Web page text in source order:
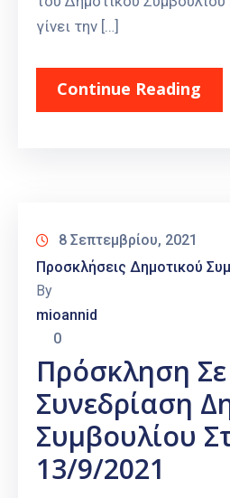
γίνει την […]
Continue Reading
8 Σεπτεμβρίου, 2021
Προσκλήσεις Δημοτικού
By
mioannid
0
Πρόσκληση Σε
Συνεδρίαση
Συμβουλίου
13/9/2021